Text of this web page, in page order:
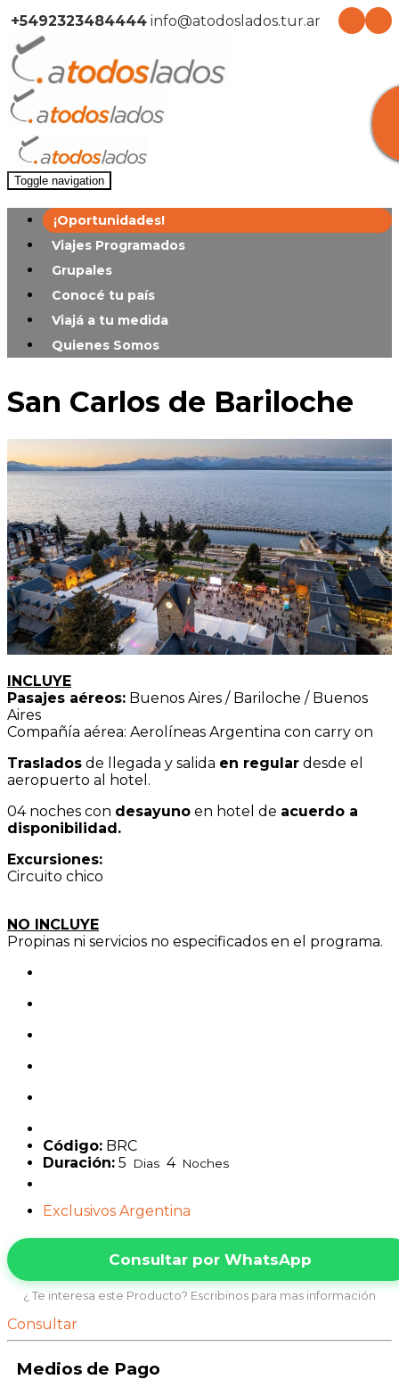
+5492323484444 info@atodoslados.tur.ar
Toggle navigation
¡Oportunidades!
Viajes Programados
Grupales
Conocé tu país
Viajá a tu medida
Quienes Somos
San Carlos de Bariloche
INCLUYE
Pasajes aéreos: Buenos Aires / Bariloche / Buenos
Aires
Compañía aérea: Aerolíneas Argentina con carry on
Traslados de llegada y salida en regular desde el
aeropuerto al hotel.
04 noches con desayuno en hotel de acuerdo a
disponibilidad.
Excursiones:
Circuito chico
NO INCLUYE
Propinas ni servicios no especificados en el programa.
Código: BRC
Duración: 5 Dias 4 Noches
Exclusivos Argentina
Consultar por WhatsApp
¿ Te interesa este Producto? Escribinos para mas información
Consultar
Medios de Pago